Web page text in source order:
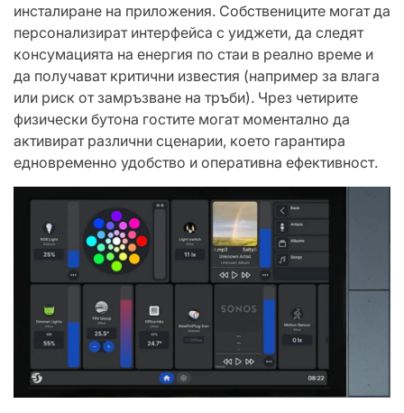
инсталиране на приложения. Собствениците могат да
персонализират интерфейса с уиджети, да следят
консумацията на енергия по стаи в реално време и
да получават критични известия (например за влага
или риск от замръзване на тръби). Чрез четирите
физически бутона гостите могат моментално да
активират различни сценарии, което гарантира
едновременно удобство и оперативна ефективност.